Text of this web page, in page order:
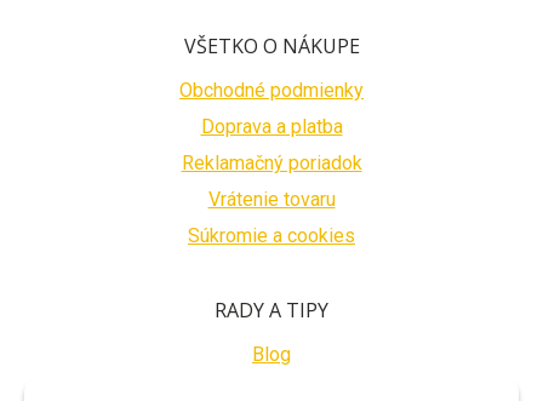
VŠETKO O NÁKUPE
Obchodné podmienky
Doprava a platba
Reklamačný poriadok
Vrátenie tovaru
Súkromie a cookies
RADY A TIPY
Blog